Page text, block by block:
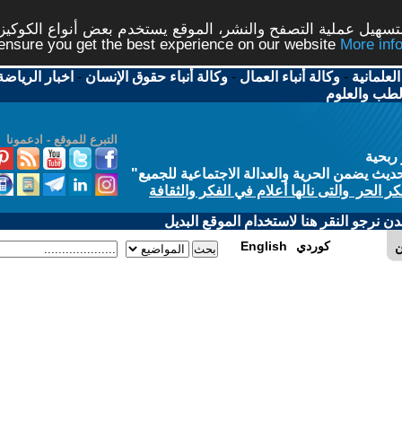
الموقع يستخدم بعض أنواع الكوكيز نرجو النقر على الزر
-وكالة أنباء حقوق الإنسان-اخبار الرياضة-اخبار
للجميع"
الفكر والثقافة
الموقع البديل